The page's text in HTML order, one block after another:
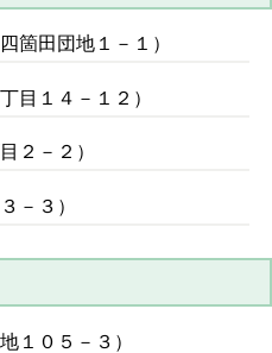
箇田団地１－１）
目１４－１２）
２－２）
－３）
１０５－３）